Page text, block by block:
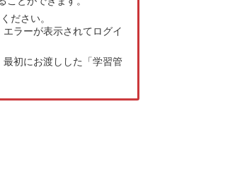
ださい。
ラーが表示されてログイ
初にお渡しした「学習管